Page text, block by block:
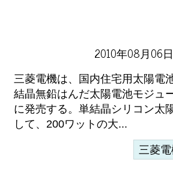
2010年08月06
三菱電機は、国内住宅用太陽電
結晶無鉛はんだ太陽電池モジュ
に発売する。単結晶シリコン太
して、200ワットの大...
三菱